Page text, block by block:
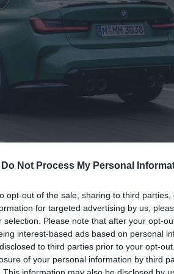
Do Not Process My Personal
opt-out of the sale, sharing to third
for targeted advertising by us,
selection. Please note that after your opt-
interest-based ads based on personal
to third parties prior to your opt-
of your personal information by third
a BMW M3 és
| Címkék:autós hírek,BMW,CS m3 M4
határát súrolja, még tovább